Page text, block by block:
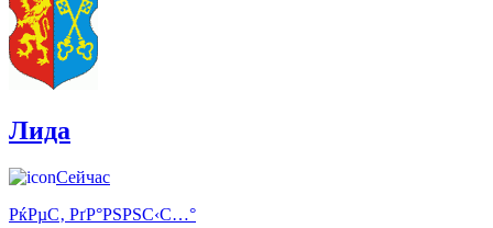
Лида
Сейчас
РќРµС‚ РґР°РЅРЅС‹С…°